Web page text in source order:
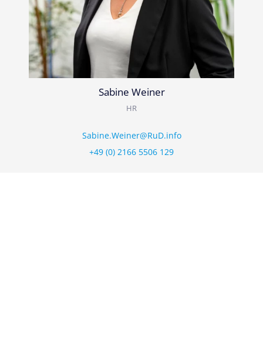
Sabine Weiner
HR
Sabine.Weiner@RuD.info
+49 (0) 2166 5506 129